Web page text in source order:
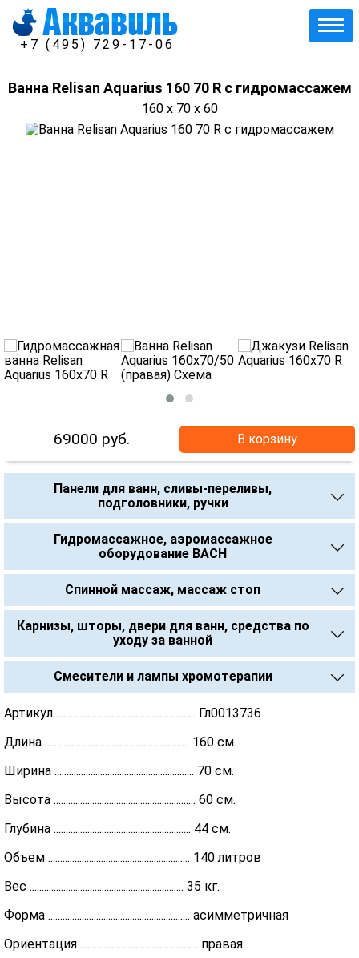
+7 (495) 729-17-06
Ванна Relisan Aquarius 160 70 R с гидромассажем
160 x 70 x 60
69000 руб. В корзину
Панели для ванн, сливы-переливы,
подголовники, ручки
Гидромассажное, аэромассажное
оборудование BACH
Спинной массаж, массаж стоп
Карнизы, шторы, двери для ванн, средства по
уходу за ванной
Смесители и лампы хромотерапии
Артикул .......................................................... Гл0013736
Длина ............................................................ 160 см.
Ширина .......................................................... 70 см.
Высота ........................................................... 60 см.
Глубина ......................................................... 44 см.
Объем ........................................................... 140 литров
Вес ................................................................ 35 кг.
Форма ........................................................... асимметричная
Ориентация ................................................. правая